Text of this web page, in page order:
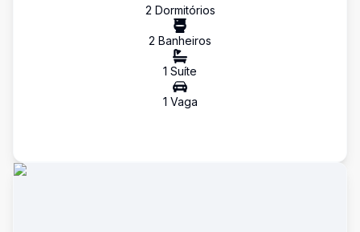
2 Dormitórios
2 Banheiros
1 Suíte
1 Vaga